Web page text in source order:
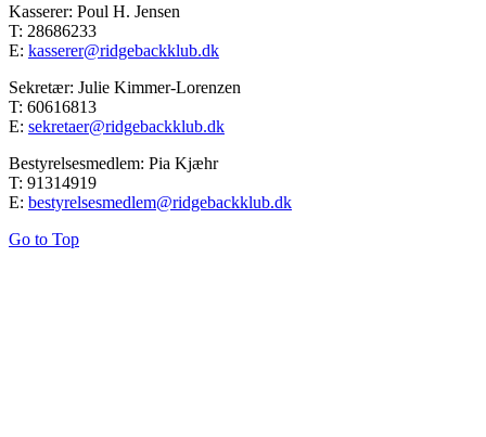
Kasserer: Poul H. Jensen
T: 28686233
E: kasserer@ridgebackklub.dk
Sekretær: Julie Kimmer-Lorenzen
T: 60616813
E: sekretaer@ridgebackklub.dk
Bestyrelsesmedlem: Pia Kjæhr
T: 91314919
E: bestyrelsesmedlem@ridgebackklub.dk
Go to Top